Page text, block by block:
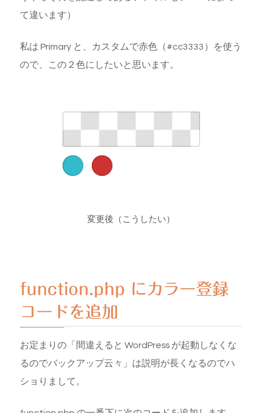
て違います）
私は Primary と、カスタムで赤色（#cc3333）を使う
ので、この２色にしたいと思います。
変更後（こうしたい）
function.php にカラー登録
コードを追加
お定まりの「間違えると WordPress が起動しなくな
るのでバックアップ云々」は説明が長くなるのでハ
ショりまして。